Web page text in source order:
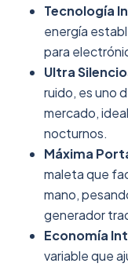
Tecnología
energía
para
Ultra
ruido, es uno
mercado,
nocturnos.
Máxima
maleta que
mano,
generador
Economía
variable que